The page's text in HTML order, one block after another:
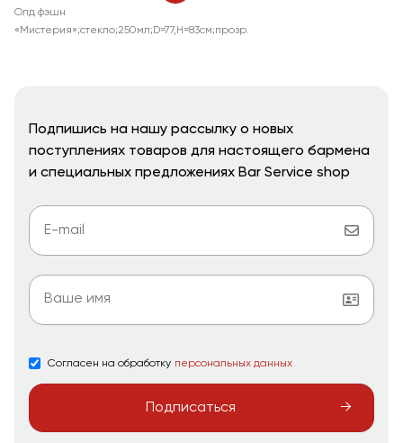
Олд фэшн
«Мистерия»;стекло;250мл;D=77,H=83см;прозр.
Подпишись на нашу рассылку о новых
поступлениях товаров для настоящего бармена
и специальных предложениях Bar Service shop
Согласен на обработку персональных данных
Подписаться